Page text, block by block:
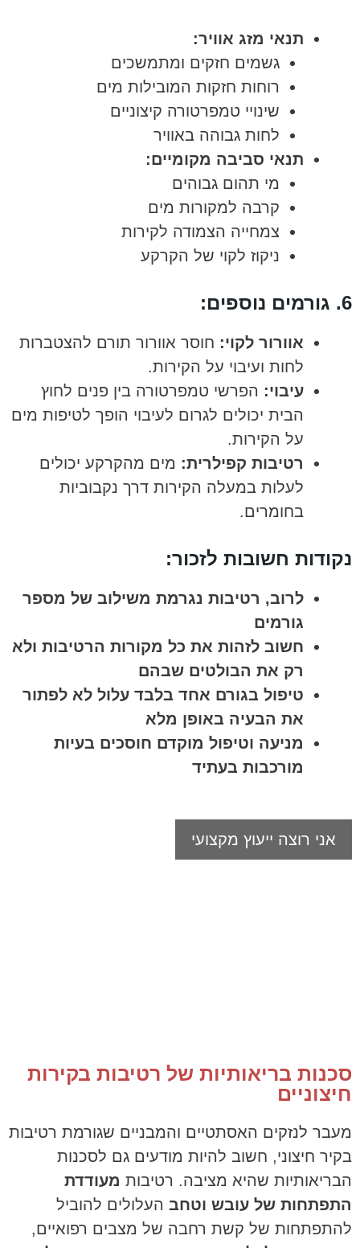
תנאי מזג אוויר:
גשמים חזקים ומתמשכים
רוחות חזקות המובילות מים
שינויי טמפרטורה קיצוניים
לחות גבוהה באוויר
תנאי סביבה מקומיים:
מי תהום גבוהים
קרבה למקורות מים
צמחייה הצמודה לקירות
ניקוז לקוי של הקרקע
6. גורמים נוספים:
אוורור לקוי: חוסר אוורור תורם להצטברות
לחות ועיבוי על הקירות.
עיבוי: הפרשי טמפרטורה בין פנים לחוץ
הבית יכולים לגרום לעיבוי הופך לטיפות מים
על הקירות.
רטיבות קפילרית: מים מהקרקע יכולים
לעלות במעלה הקירות דרך נקבוביות
בחומרים.
נקודות חשובות לזכור:
לרוב, רטיבות נגרמת משילוב של מספר
גורמים
חשוב לזהות את כל מקורות הרטיבות ולא
רק את הבולטים שבהם
טיפול בגורם אחד בלבד עלול לא לפתור
את הבעיה באופן מלא
מניעה וטיפול מוקדם חוסכים בעיות
מורכבות בעתיד
אני רוצה ייעוץ מקצועי
סכנות בריאותיות של רטיבות בקירות
חיצוניים
מעבר לנזקים האסתטיים והמבניים שגורמת רטיבות
בקיר חיצוני, חשוב להיות מודעים גם לסכנות
הבריאותיות שהיא מציבה. רטיבות מעודדת
התפתחות של עובש וטחב העלולים להוביל
להתפתחות של קשת רחבה של מצבים רפואיים,